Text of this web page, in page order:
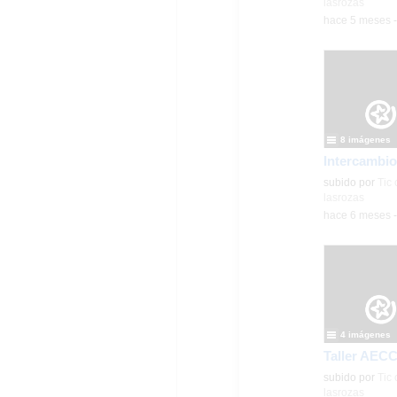
hace 5 meses -
Contenido
subido por
8 imágenes
hace 6 meses -
Contenido
subido por
4 imágenes